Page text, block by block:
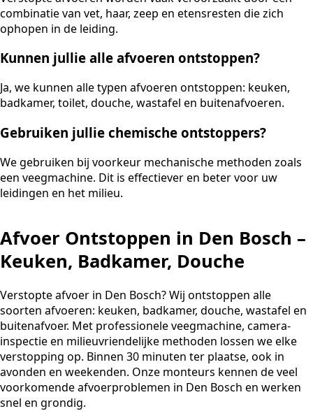
combinatie van vet, haar, zeep en etensresten die zich
ophopen in de leiding.
Kunnen jullie alle afvoeren ontstoppen?
Ja, we kunnen alle typen afvoeren ontstoppen: keuken,
badkamer, toilet, douche, wastafel en buitenafvoeren.
Gebruiken jullie chemische ontstoppers?
We gebruiken bij voorkeur mechanische methoden zoals
een veegmachine. Dit is effectiever en beter voor uw
leidingen en het milieu.
Afvoer Ontstoppen in Den Bosch –
Keuken, Badkamer, Douche
Verstopte afvoer in Den Bosch? Wij ontstoppen alle
soorten afvoeren: keuken, badkamer, douche, wastafel en
buitenafvoer. Met professionele veegmachine, camera-
inspectie en milieuvriendelijke methoden lossen we elke
verstopping op. Binnen 30 minuten ter plaatse, ook in
avonden en weekenden. Onze monteurs kennen de veel
voorkomende afvoerproblemen in Den Bosch en werken
snel en grondig.